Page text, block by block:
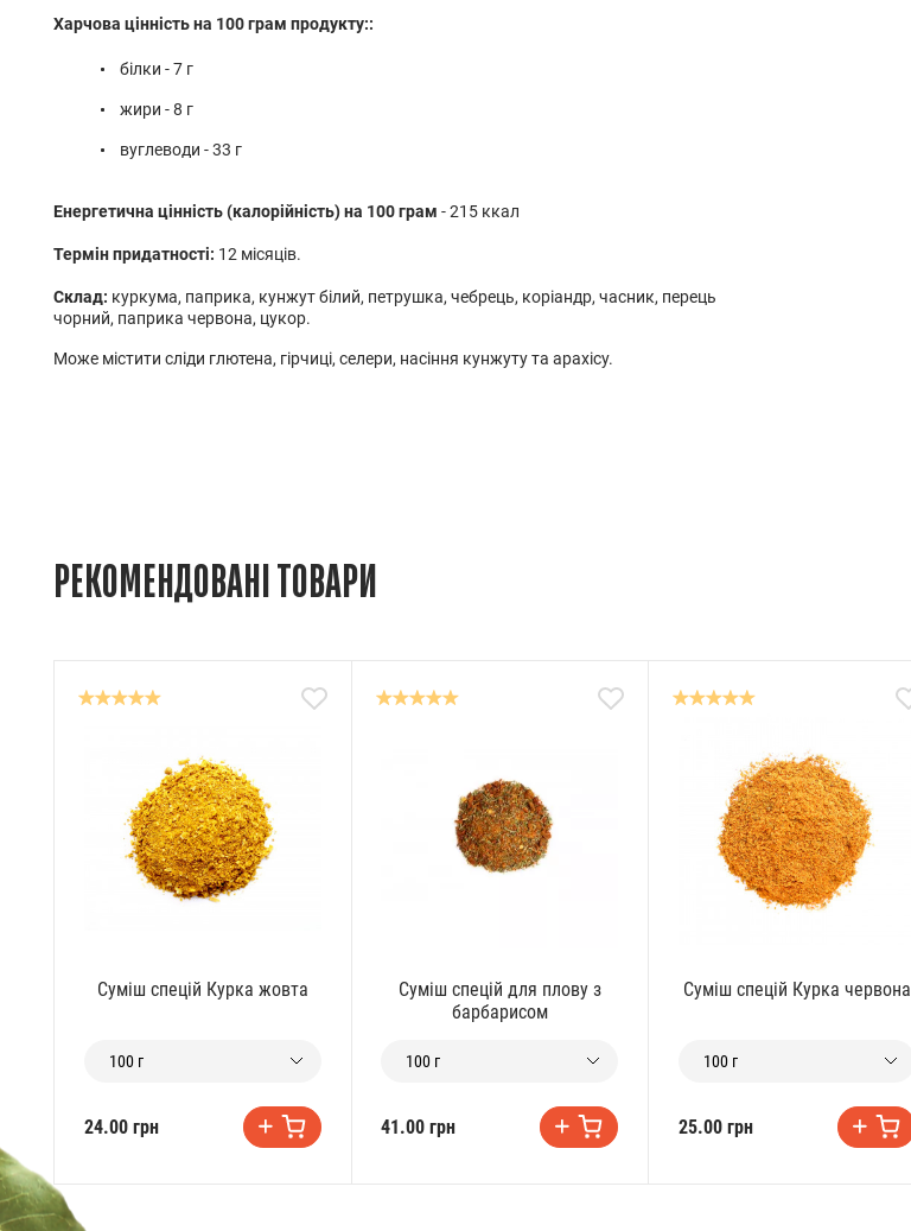
Харчова цінність на 100 грам продукту::
білки - 7 г
жири - 8 г
вуглеводи - 33 г
Енергетична цінність (калорійність) на 100 грам - 215 ккал
Термін придатності: 12 місяців.
Склад: куркума, паприка, кунжут білий, петрушка, чебрець, коріандр, часник, перець
чорний, паприка червона, цукор.
Може містити сліди глютена, гірчиці, селери, насіння кунжуту та арахісу.
РЕКОМЕНДОВАНІ ТОВАРИ
Суміш спецій Курка жовта
100 г
24.00 грн
Суміш спецій для плову з
барбарисом
100 г
41.00 грн
Суміш спецій Курка червона
100 г
25.00 грн